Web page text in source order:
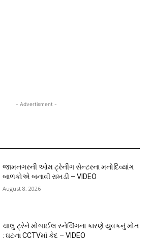
- Advertisment -
જામનગરની ઓમ ટ્રેનીંગ સેન્ટરના મનોદિવ્યાંગ
બાળકોએ બનાવી રાખડી – VIDEO
August 8, 2026
ચાલુ ટ્રેને મોબાઈલ સ્નેચિંગના કારણે યુવકનું મોત
: ઘટના CCTVમાં કેદ – VIDEO